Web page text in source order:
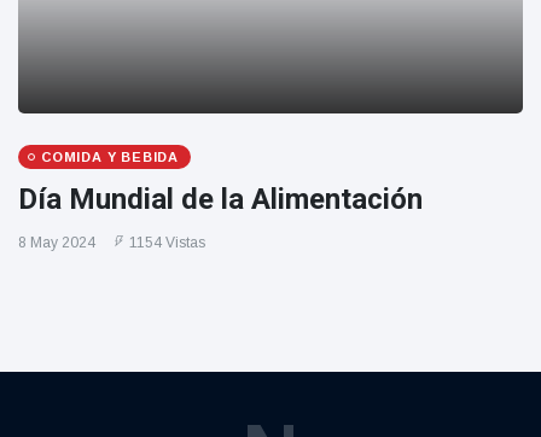
COMIDA Y BEBIDA
Día Mundial de la Alimentación
8 May 2024 1154 Vistas